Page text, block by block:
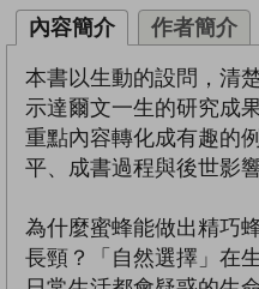
內容簡介 作者簡介
本書以生動的設問，清
示達爾文一生的研究成
重點內容轉化成有趣的
平、成書過程與後世影響
為什麼蜜蜂能做出精巧
長頸？「自然選擇」在